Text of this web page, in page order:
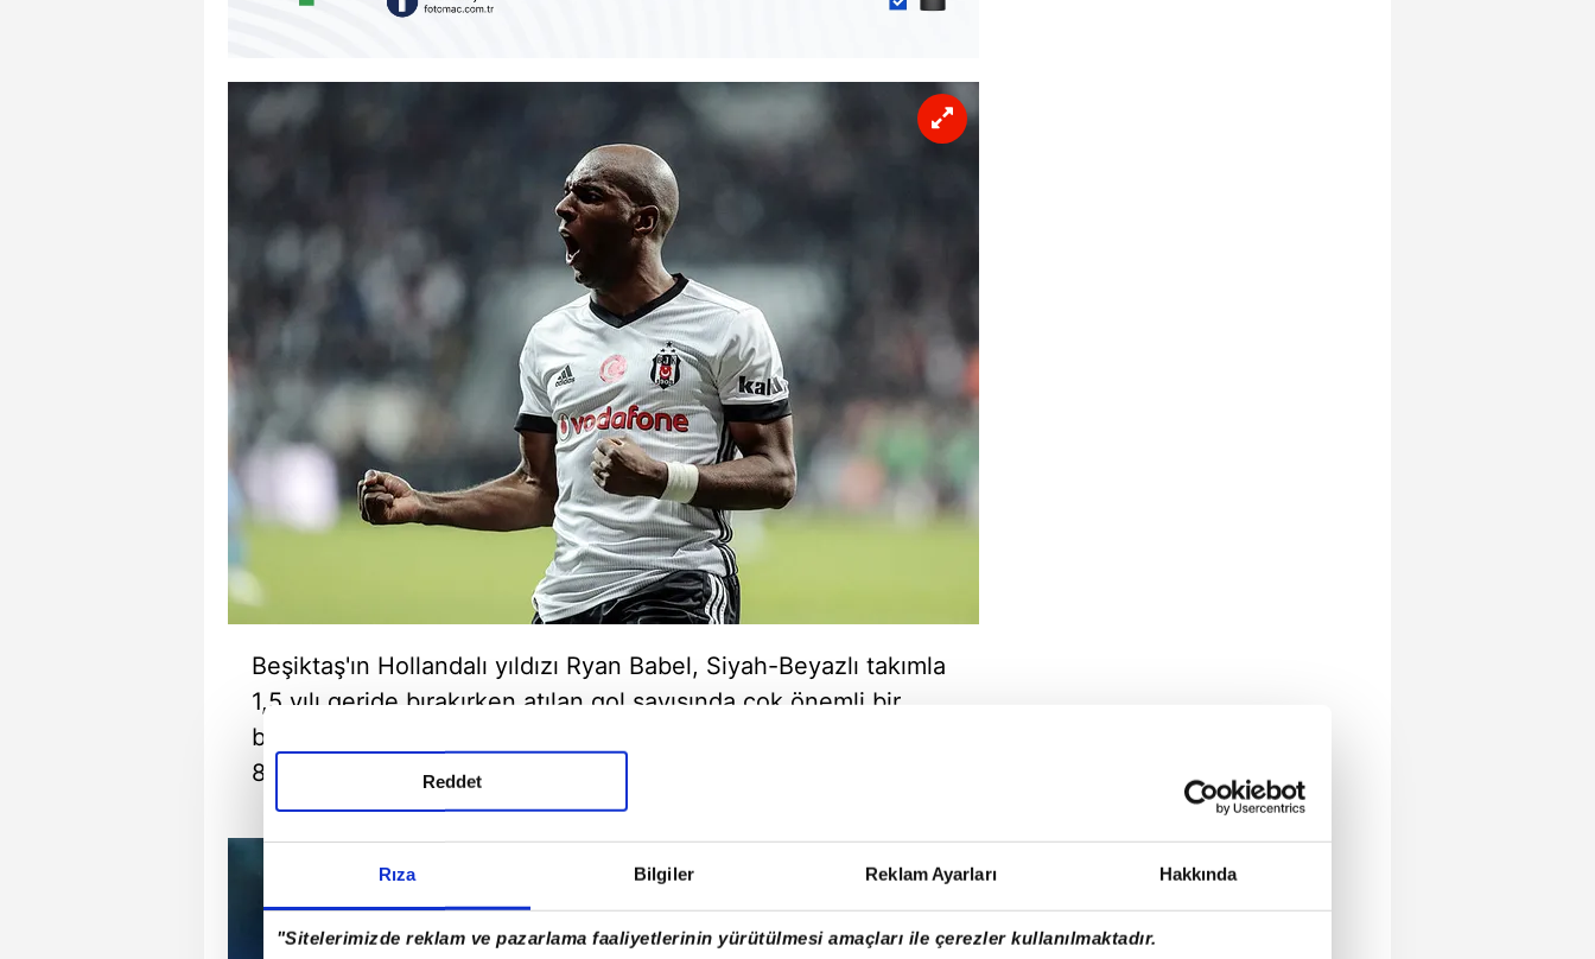
Rıza Bilgiler Reklam Ayarları Hakkında
"Sitelerimizde reklam ve pazarlama faaliyetlerinin yürütülmesi amaçları ile çerezler kullanılmaktadır.
Reddet
Beşiktaş'ın Hollandalı yıldızı Ryan Babel, Siyah-Beyazlı takımla
1,5 yılı geride bırakırken atılan gol sayısında çok önemli bir
başarı elde etti. Ryan Babel, geçen sezon toplamda 25 maçta
8 gol kaydetmişti.